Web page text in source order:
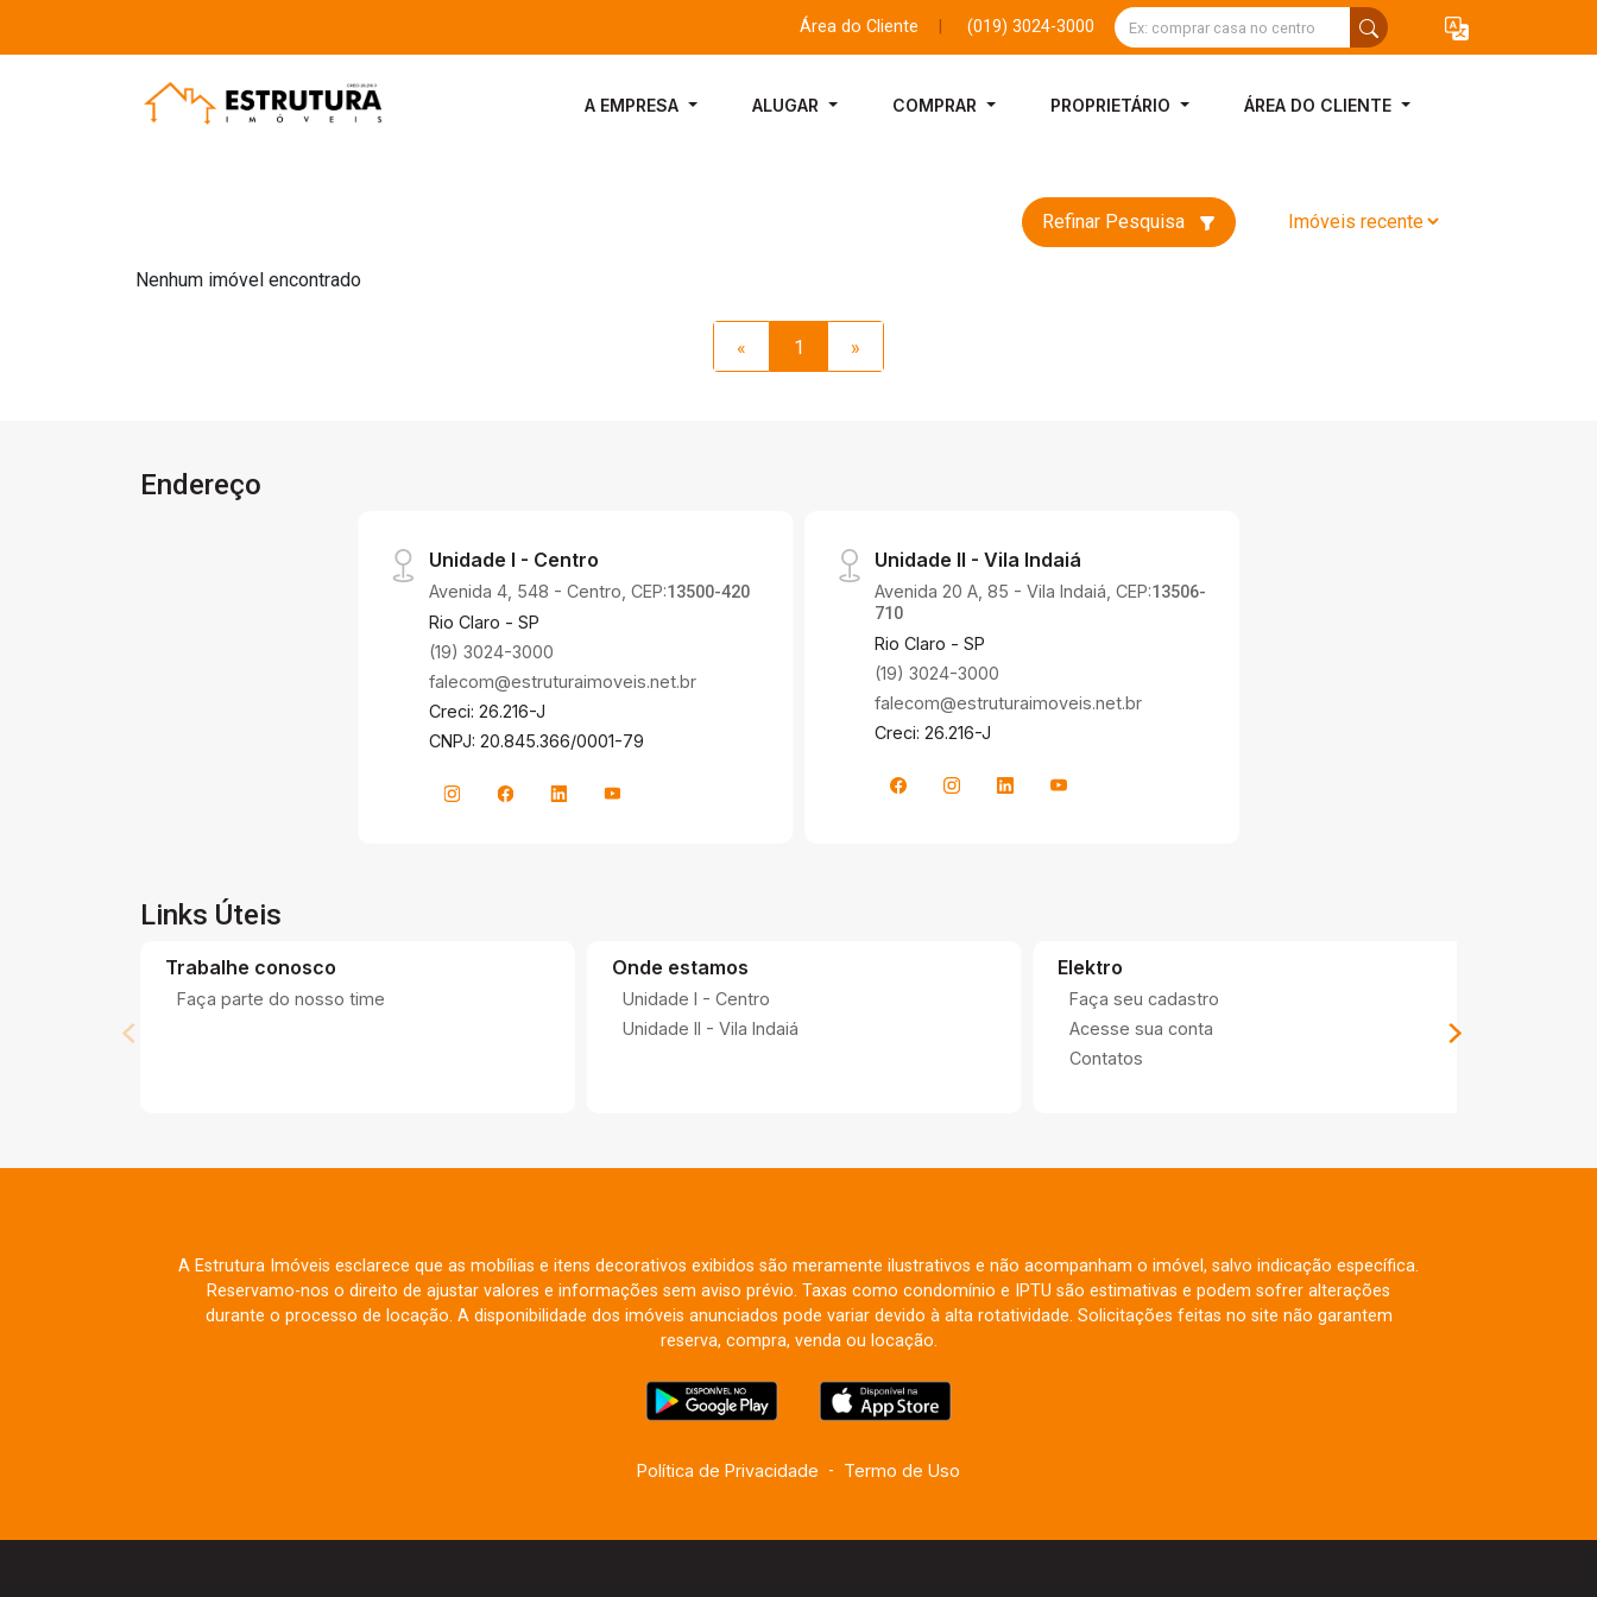
Área do Cliente (019) 3024-3000
A EMPRESA ALUGAR COMPRAR PROPRIETÁRIO ÁREA DO CLIENTE
Refinar Pesquisa
Nenhum imóvel encontrado
« 1 »
Endereço
Unidade I - Centro
Avenida 4, 548 - Centro, CEP:13500-420
Rio Claro - SP
(19) 3024-3000
falecom@estruturaimoveis.net.br
Creci: 26.216-J
CNPJ: 20.845.366/0001-79
Unidade II - Vila Indaiá
Avenida 20 A, 85 - Vila Indaiá, CEP:13506-
710
Rio Claro - SP
(19) 3024-3000
falecom@estruturaimoveis.net.br
Creci: 26.216-J
Links Úteis
Trabalhe conosco
Faça parte do nosso time
Onde estamos
Unidade I - Centro
Unidade II - Vila Indaiá
Elektro
Faça seu cadastro
Acesse sua conta
Contatos
A Estrutura Imóveis esclarece que as mobílias e itens decorativos exibidos são meramente ilustrativos e não acompanham o imóvel, salvo indicação específica.
Reservamo-nos o direito de ajustar valores e informações sem aviso prévio. Taxas como condomínio e IPTU são estimativas e podem sofrer alterações
durante o processo de locação. A disponibilidade dos imóveis anunciados pode variar devido à alta rotatividade. Solicitações feitas no site não garantem
reserva, compra, venda ou locação.
Política de Privacidade - Termo de Uso